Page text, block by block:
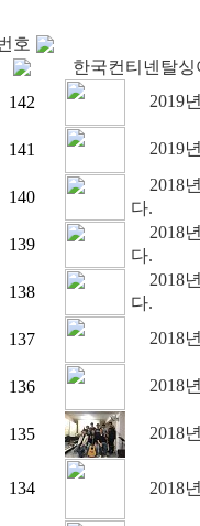
호
한국컨티넨탈
142
2019
141 2019
140
2018
다.
139
2018
다.
138
2018
다.
137
2018
136 2018
135 2018
134 2018